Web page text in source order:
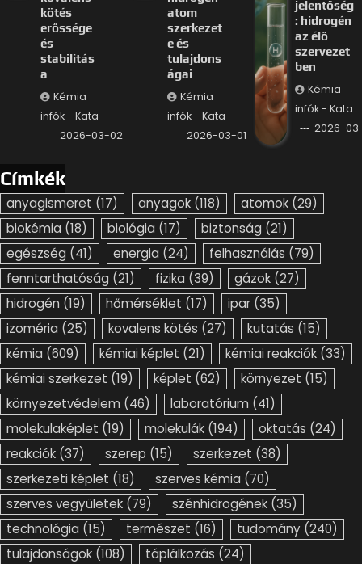
kötés
erőssége
és
stabilitás
a
Kémia
infók - Kata
2026-03-02
atom
szerkezet
e és
tulajdons
ágai
Kémia
infók - Kata
2026-03-01
jelentőség
: hidrogén
az élő
szervezet
ben
Kémia
infók - Kata
2026-
Címkék
anyagismeret (17) anyagok (118) atomok (29)
biokémia (18) biológia (17) biztonság (21)
egészség (41) energia (24) felhasználás (79)
fenntarthatóság (21) fizika (39) gázok (27)
hidrogén (19) hőmérséklet (17) ipar (35)
izoméria (25) kovalens kötés (27) kutatás (15)
kémia (609) kémiai képlet (21) kémiai reakciók (33)
kémiai szerkezet (19) képlet (62) környezet (15)
környezetvédelem (46) laboratórium (41)
molekulaképlet (19) molekulák (194) oktatás (24)
reakciók (37) szerep (15) szerkezet (38)
szerkezeti képlet (18) szerves kémia (70)
szerves vegyületek (79) szénhidrogének (35)
technológia (15) természet (16) tudomány (240)
tulajdonságok (108) táplálkozás (24)